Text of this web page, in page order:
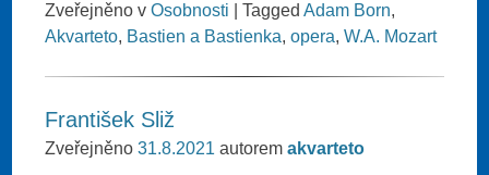
Zveřejněno vOsobnosti |TaggedAdam Born,
Akvarteto, Bastien a Bastienka,opera,W.A. Mozart
František Sliž
Zveřejněno31.8.2021 autoremakvarteto